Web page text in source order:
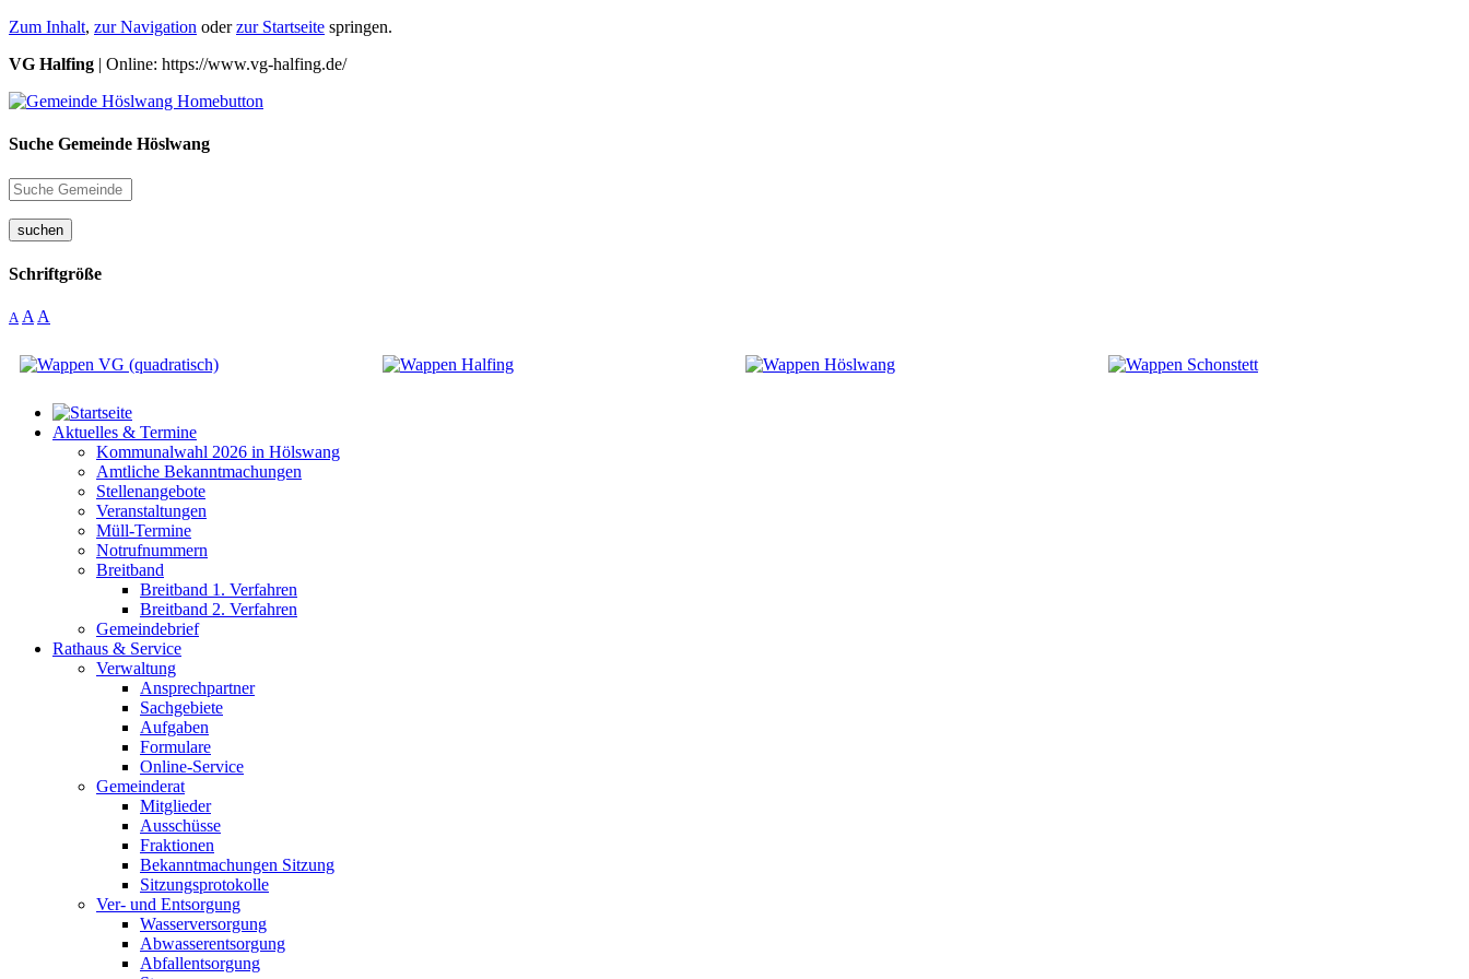
Zum Inhalt, zur Navigation oderzur Startseite springen.
VG Halfing | Online: https://www.vg-halfing.de/
Suche Gemeinde Höslwang
suchen
Schriftgröße
A A A
Aktuelles & Termine
Kommunalwahl 2026 in Hölswang
Amtliche Bekanntmachungen
Stellenangebote
Veranstaltungen
Müll-Termine
Notrufnummern
Breitband
Breitband 1. Verfahren
Breitband 2. Verfahren
Gemeindebrief
Rathaus & Service
Verwaltung
Ansprechpartner
Sachgebiete
Aufgaben
Formulare
Online-Service
Gemeinderat
Mitglieder
Ausschüsse
Fraktionen
Bekanntmachungen Sitzung
Sitzungsprotokolle
Ver- und Entsorgung
Wasserversorgung
Abwasserentsorgung
Abfallentsorgung